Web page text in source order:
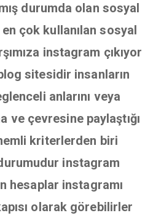
durumda olan sosyal
çok kullanılan sosyal
instagram çıkıyor
sitesidir insanların
anlarını veya
ve çevresine paylaştığı
kriterlerden biri
instagram
hesaplar instagramı
olarak görebilirler